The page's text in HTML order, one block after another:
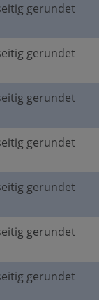
gerundet
gerundet
gerundet
gerundet
gerundet
gerundet
gerundet